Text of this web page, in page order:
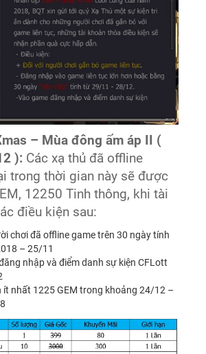
– Mùa đông ấm áp II (
): Các xạ thủ đã offline
trong thời gian này sẽ được
12250 Tinh thông, khi tài
điều kiện sau:
chơi đã offline game trên 30 ngày tính
– 25/11
nhập và điểm danh sự kiện CFLott
ít nhất 1225 GEM trong khoảng 24/12 –